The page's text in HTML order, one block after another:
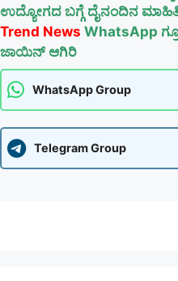
ಉದ್ಯೋಗದ ಬಗ್ಗೆ ದೈನಂದಿನ
Trend News WhatsApp
ಜಾಯಿನ್ ಆಗಿರಿ
WhatsApp Group
Telegram Group